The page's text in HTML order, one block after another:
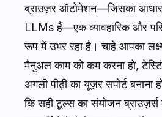
ब्राउज़र ऑटोमेशन—जिसका
LLMs हैं—एक व्यावहारिक और
रूप में उभर रहा है। चाहे आपका
मैनुअल काम को कम करना हो,
अगली पीढ़ी का यूज़र सपोर्ट
कि सही टूल्स का संयोजन ब्राउज़र्स